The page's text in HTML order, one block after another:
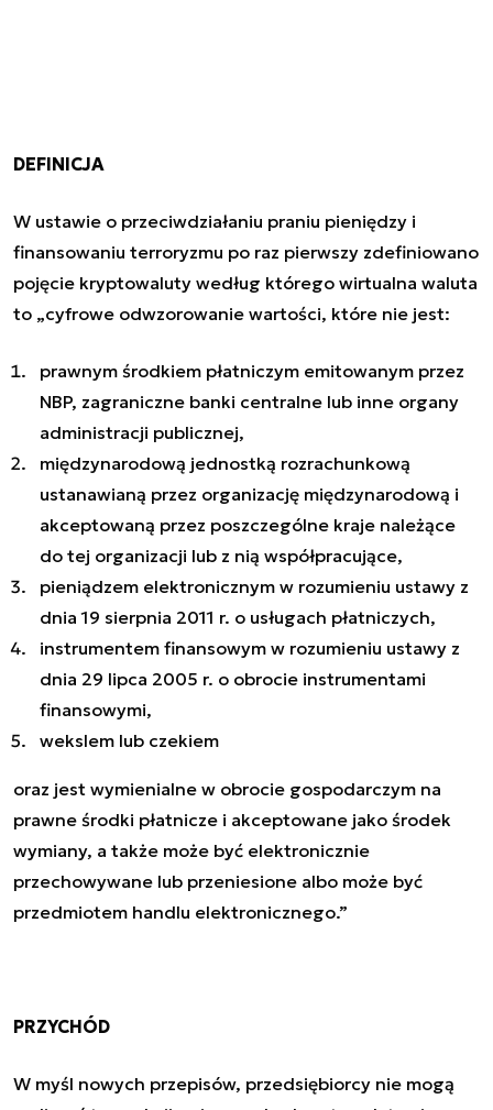
DEFINICJA
W ustawie o przeciwdziałaniu praniu pieniędzy i
finansowaniu terroryzmu po raz pierwszy zdefiniowano
pojęcie kryptowaluty według którego wirtualna waluta
to „cyfrowe odwzorowanie wartości, które nie jest:
prawnym środkiem płatniczym emitowanym przez
NBP, zagraniczne banki centralne lub inne organy
administracji publicznej,
międzynarodową jednostką rozrachunkową
ustanawianą przez organizację międzynarodową i
akceptowaną przez poszczególne kraje należące
do tej organizacji lub z nią współpracujące,
pieniądzem elektronicznym w rozumieniu ustawy z
dnia 19 sierpnia 2011 r. o usługach płatniczych,
instrumentem finansowym w rozumieniu ustawy z
dnia 29 lipca 2005 r. o obrocie instrumentami
finansowymi,
wekslem lub czekiem
oraz jest wymienialne w obrocie gospodarczym na
prawne środki płatnicze i akceptowane jako środek
wymiany, a także może być elektronicznie
przechowywane lub przeniesione albo może być
przedmiotem handlu elektronicznego.”
PRZYCHÓD
W myśl nowych przepisów, przedsiębiorcy nie mogą